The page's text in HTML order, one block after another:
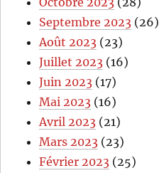
Septembre 2023 (26)
Août 2023 (23)
Juillet 2023 (16)
Juin 2023 (17)
Mai 2023 (16)
Avril 2023 (21)
Mars 2023 (23)
Février 2023 (25)